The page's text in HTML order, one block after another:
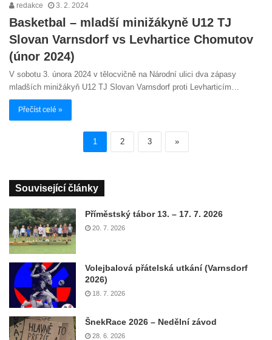
redakce 3. 2. 2024
Basketbal – mladší minižákyně U12 TJ
Slovan Varnsdorf vs Levhartice Chomutov
(únor 2024)
V sobotu 3. února 2024 v tělocvičně na Národní ulici dva zápasy
mladších minižákyň U12 TJ Slovan Varnsdorf proti Levharticím…
Přečíst celé »
1 2 3 »
Související články
Příměstský tábor 13. – 17. 7. 2026
20. 7. 2026
Volejbalová přátelská utkání (Varnsdorf
2026)
18. 7. 2026
ŠnekRace 2026 – Nedělní závod
28. 6. 2026